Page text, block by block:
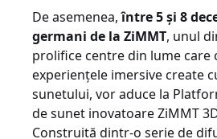
De asemenea,între 5 și 8
germani de la ZiMMT, unul
prolifice centre din lume care
experiențele imersive create
sunetului, vor aduce la
de sunet inovatoare ZiMMT
Construită dintr-o serie de